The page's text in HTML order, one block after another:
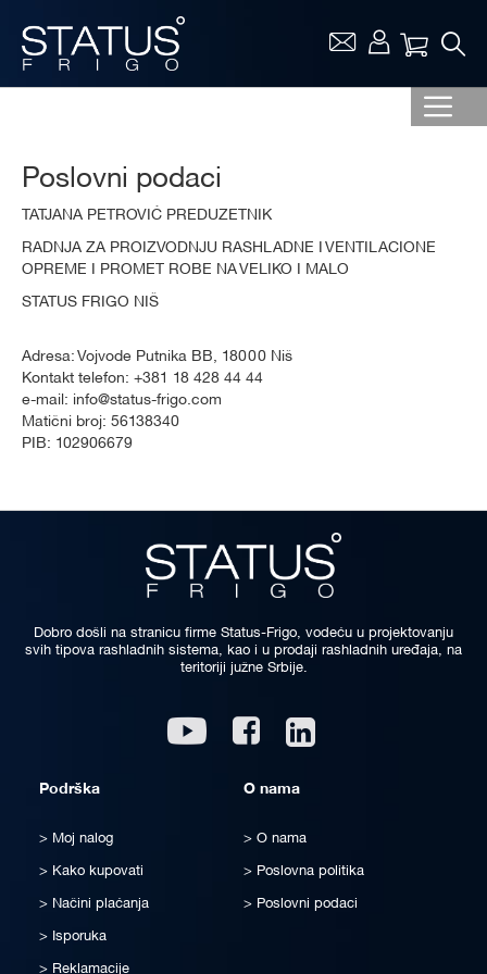
Vaša
Poslovni podaci
TATJANA PETROVIĆ PREDUZETNIK
RADNJA ZA PROIZVODNJU RASHLADNE I VENTILACIONE
OPREME I PROMET ROBE NA VELIKO I MALO
STATUS FRIGO NIŠ
Adresa: Vojvode Putnika BB, 18000 Niš
Kontakt telefon: +381 18 428 44 44
e-mail: info@status-frigo.com
Matični broj: 56138340
PIB: 102906679
Dobro došli na stranicu firme Status-Frigo, vodeću u projektovanju
svih tipova rashladnih sistema, kao i u prodaji rashladnih uređaja, na
teritoriji južne Srbije.
Youtube Facebook
Podrška
Moj nalog
Kako kupovati
Načini plaćanja
Isporuka
Reklamacije
O nama
O nama
Poslovna politika
Poslovni podaci